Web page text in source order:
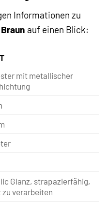
Informationen zu
auf einen Blick:
mit metallischer
Glanz, strapazierfähig,
zu verarbeiten